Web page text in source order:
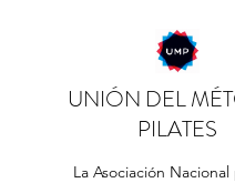
UNIÓN DEL
PILATES
La Asociación